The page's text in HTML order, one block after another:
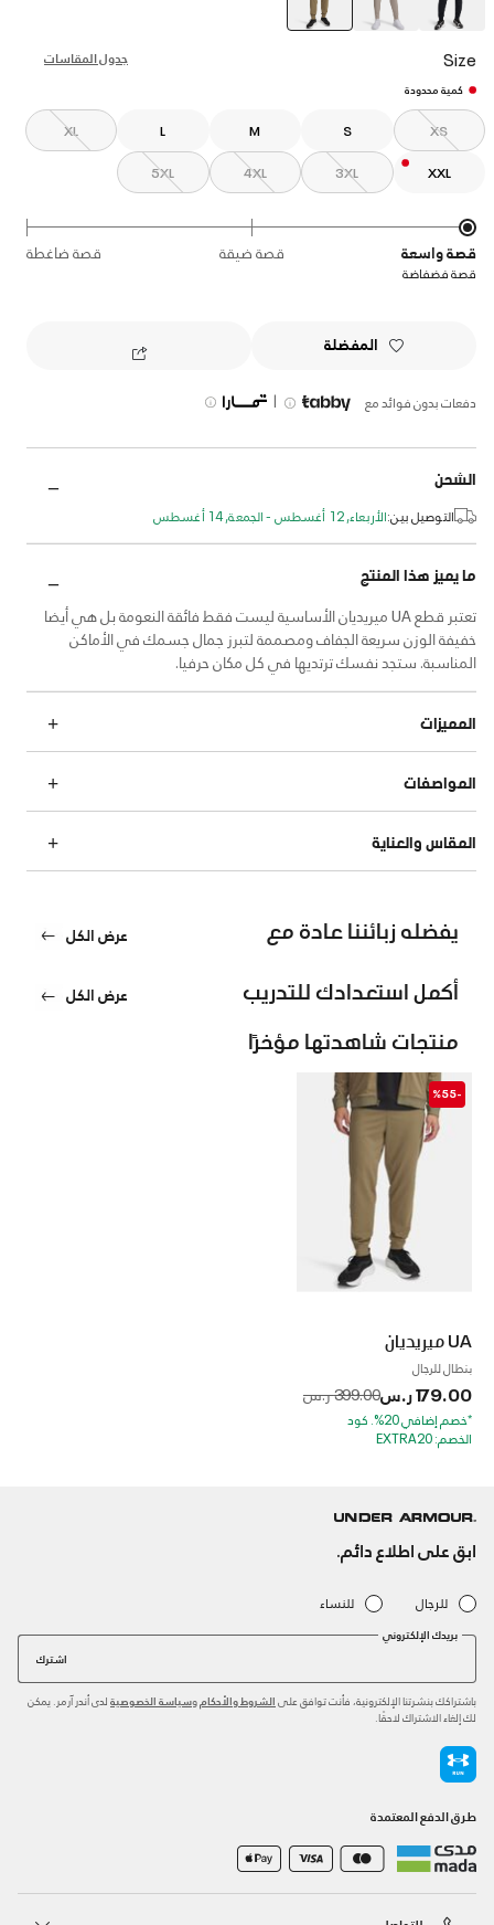
Size جدول المقاسات
كمية محدودة
XS
S
M
L
XL
XXL
3XL
4XL
5XL
قصة واسعة قصة ضيقة قصة ضاغطة
قصة فضفاضة
المفضلة
دفعات بدون فوائد مع |
الشحن
التوصيل بين:الأربعاء, 12 أغسطس - الجمعة, 14 أغسطس
ما يميز هذا المنتج
تعتبر قطع UA ميريديان الأساسية ليست فقط فائقة النعومة بل هي أيضا
خفيفة الوزن سريعة الجفاف ومصممة لتبرز جمال جسمك في الأماكن
المناسبة. ستجد نفسك ترتديها في كل مكان حرفيا.
المميزات
المواصفات
المقاس والعناية
يفضله زبائننا عادة مع عرض الكل
أكمل استعدادك للتدريب عرض الكل
منتجات شاهدتها مؤخرًا
-%55
UA ميريديان
بنطال للرجال
179.00 ر.س Price reduced from
399.00 ر.س to
*خصم إضافي 20%. كود
الخصم: EXTRA20
ابق على اطلاع دائم.
للرجال للنساء
بريدك الإلكتروني
اشترك
باشتراكك بنشرتنا الإلكترونية، فأنت توافق على الشروط والأحكام وسياسة الخصوصية لدى أندر آرمر. يمكن
لك إلغاء الاشتراك لاحقًا.
طرق الدفع المعتمدة